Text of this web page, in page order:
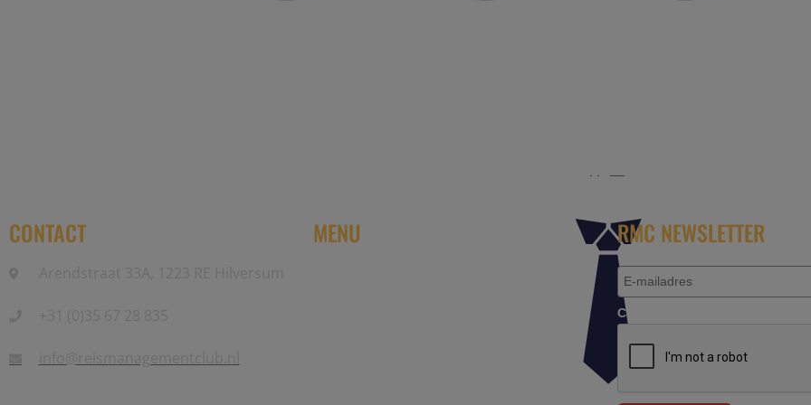
CONTACT MENU RMC NEWSLETTER
Controleer je aanvraag.*